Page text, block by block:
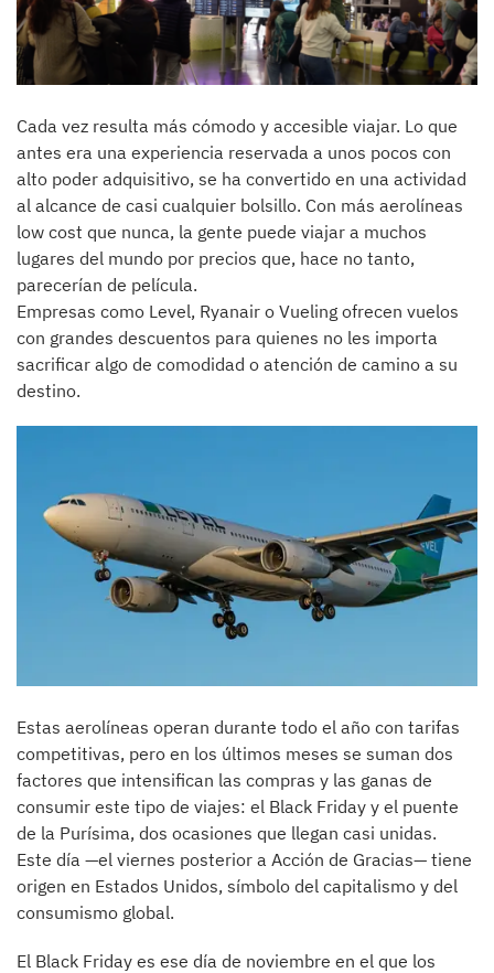
Cada vez resulta más cómodo y accesible viajar. Lo que
antes era una experiencia reservada a unos pocos con
alto poder adquisitivo, se ha convertido en una actividad
al alcance de casi cualquier bolsillo. Con más aerolíneas
low cost que nunca, la gente puede viajar a muchos
lugares del mundo por precios que, hace no tanto,
parecerían de película.
Empresas como Level, Ryanair o Vueling ofrecen vuelos
con grandes descuentos para quienes no les importa
sacrificar algo de comodidad o atención de camino a su
destino.
Estas aerolíneas operan durante todo el año con tarifas
competitivas, pero en los últimos meses se suman dos
factores que intensifican las compras y las ganas de
consumir este tipo de viajes: el Black Friday y el puente
de la Purísima, dos ocasiones que llegan casi unidas.
Este día —el viernes posterior a Acción de Gracias— tiene
origen en Estados Unidos, símbolo del capitalismo y del
consumismo global.
El Black Friday es ese día de noviembre en el que los